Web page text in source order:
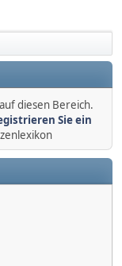
diesen Bereich.
Sie ein